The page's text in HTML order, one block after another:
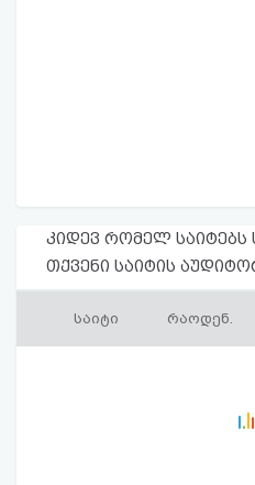
კიდევ რომელ საიტებს
თქვენი საიტის
საიტი რაოდენ.